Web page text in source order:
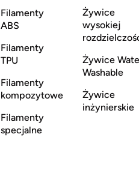
Filamenty
ABS
Filamenty
TPU
Filamenty
kompozytowe
Filamenty
specjalne
Żywice
wysokiej
Żywice
Washable
Żywice
inżynierskie